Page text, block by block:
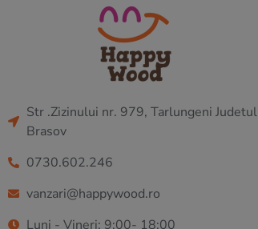
Str .Zizinului nr. 979, Tarlungeni Judetul
Brasov
0730.602.246
vanzari@happywood.ro
Luni - Vineri: 9:00- 18:00